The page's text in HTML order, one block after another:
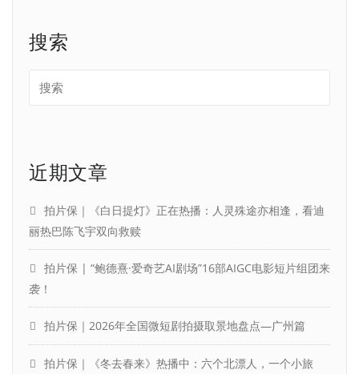
搜索
近期文章
拍片保｜《白日提灯》正在热播：人灵殊途亦相逢，看迪
丽热巴陈飞宇双向救赎
拍片保 | “鲍德熹·爱奇艺AI剧场”16部AIGC电影短片组团来
袭！
拍片保｜2026年全国微短剧拍摄取景地盘点—广州篇
拍片保｜《冬去春来》热播中：六个北漂人，一个小旅